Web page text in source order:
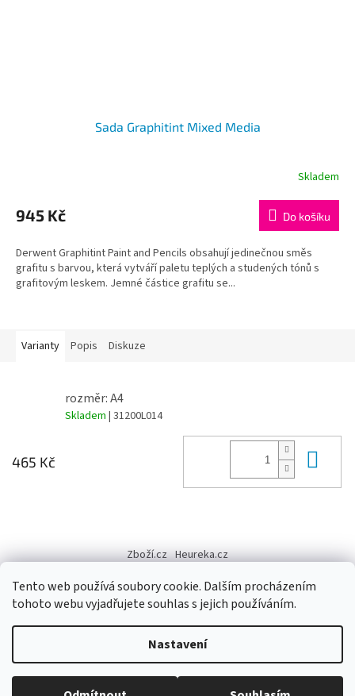
Tento web používá soubory cookie. Dalším procházením
tohoto webu vyjadřujete souhlas s jejich používáním.
Nastavení
Sada Graphitint Mixed Media
Skladem
945 Kč Do košíku
Derwent Graphitint Paint and Pencils obsahují jedinečnou směs
grafitu s barvou, která vytváří paletu teplých a studených tónů s
grafitovým leskem. Jemné částice grafitu se...
Varianty Popis Diskuze
rozměr: A4
Skladem | 31200L014
465 Kč
p
Zboží.cz Heureka.cz
Copyright 2026Výtvarné potřeby - hedvábí.cz. Všechna práva